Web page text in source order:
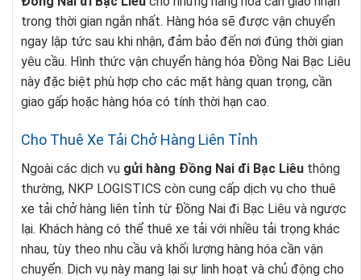
trong thời gian ngắn nhất. Hàng hóa sẽ được vận chuyển
ngay lập tức sau khi nhận, đảm bảo đến nơi đúng thời gian
yêu cầu. Hình thức vận chuyển hàng hóa Đồng Nai Bạc Liêu
này đặc biệt phù hợp cho các mặt hàng quan trọng, cần
giao gấp hoặc hàng hóa có tính thời hạn cao.
Cho Thuê Xe Tải Chở Hàng Liên Tỉnh
Ngoài các dịch vụ gửi hàng Đồng Nai đi Bạc Liêu thông
thường, NKP LOGISTICS còn cung cấp dịch vụ cho thuê
xe tải chở hàng liên tỉnh từ Đồng Nai đi Bạc Liêu và ngược
lại. Khách hàng có thể thuê xe tải với nhiều tải trọng khác
nhau, tùy theo nhu cầu và khối lượng hàng hóa cần vận
chuyển. Dịch vụ này mang lại sự linh hoạt và chủ động cho